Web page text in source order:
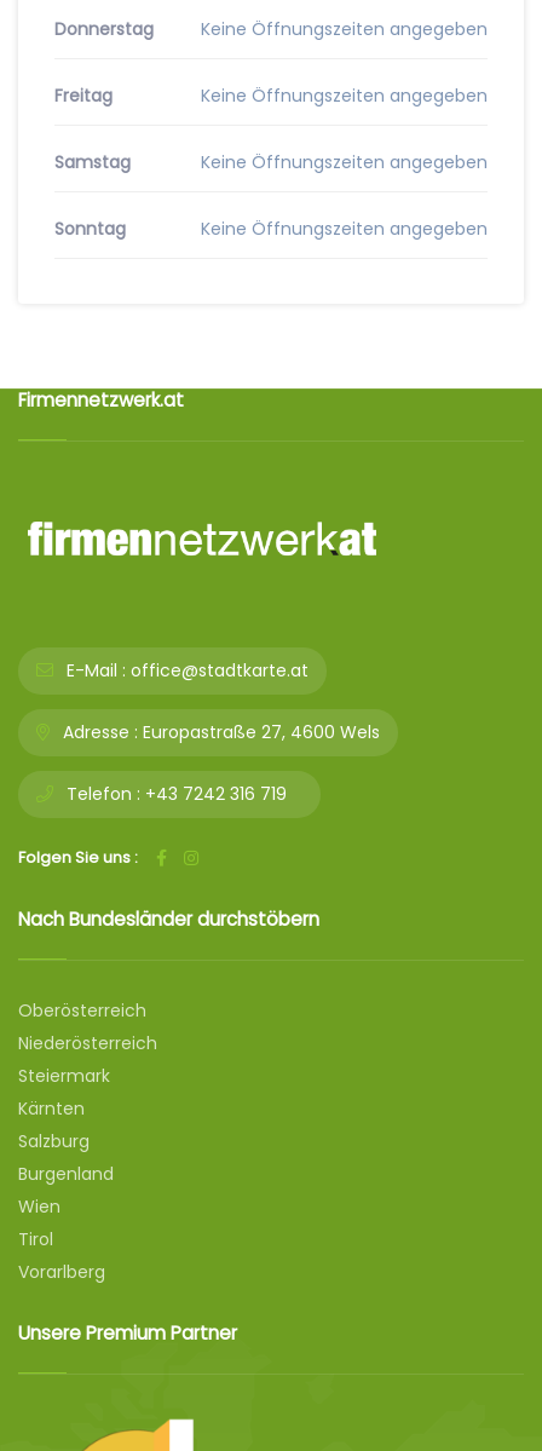
Donnerstag Keine Öffnungszeiten angegeben
Freitag Keine Öffnungszeiten angegeben
Samstag Keine Öffnungszeiten angegeben
Sonntag Keine Öffnungszeiten angegeben
Firmennetzwerk.at
E-Mail : office@stadtkarte.at
Adresse : Europastraße 27, 4600 Wels
Telefon : +43 7242 316 719
Folgen Sie uns :
Nach Bundesländer durchstöbern
Oberösterreich
Niederösterreich
Steiermark
Kärnten
Salzburg
Burgenland
Wien
Tirol
Vorarlberg
Unsere Premium Partner